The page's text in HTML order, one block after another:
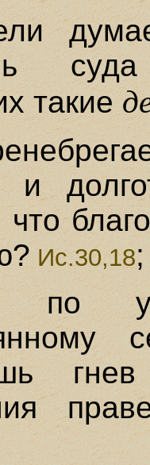
такие
и
что
Ис.30,18